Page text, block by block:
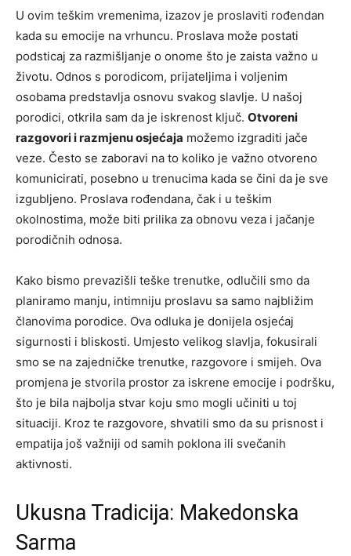
U ovim teškim vremenima, izazov je proslaviti rođendan
kada su emocije na vrhuncu. Proslava može postati
podsticaj za razmišljanje o onome što je zaista važno u
životu. Odnos s porodicom, prijateljima i voljenim
osobama predstavlja osnovu svakog slavlje. U našoj
porodici, otkrila sam da je iskrenost ključ. Otvoreni
razgovori i razmjenu osjećaja možemo izgraditi jače
veze. Često se zaboravi na to koliko je važno otvoreno
komunicirati, posebno u trenucima kada se čini da je sve
izgubljeno. Proslava rođendana, čak i u teškim
okolnostima, može biti prilika za obnovu veza i jačanje
porodičnih odnosa.
Kako bismo prevazišli teške trenutke, odlučili smo da
planiramo manju, intimniju proslavu sa samo najbližim
članovima porodice. Ova odluka je donijela osjećaj
sigurnosti i bliskosti. Umjesto velikog slavlja, fokusirali
smo se na zajedničke trenutke, razgovore i smijeh. Ova
promjena je stvorila prostor za iskrene emocije i podršku,
što je bila najbolja stvar koju smo mogli učiniti u toj
situaciji. Kroz te razgovore, shvatili smo da su prisnost i
empatija još važniji od samih poklona ili svečanih
aktivnosti.
Ukusna Tradicija: Makedonska
Sarma